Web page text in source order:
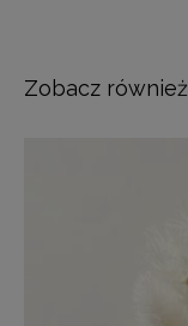
Zobacz również